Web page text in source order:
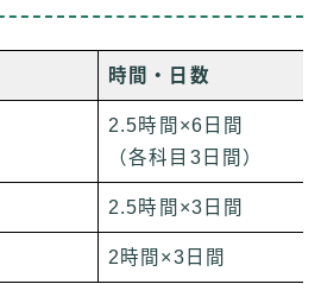
時間・日数
2.5時間×6日間
（各科目3日間）
2.5時間×3日間
2時間×3日間